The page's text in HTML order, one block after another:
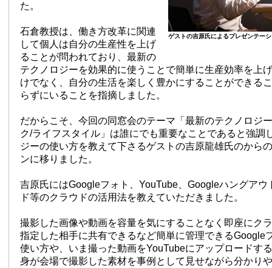
ゲストの吉原氏によるプレゼンテー
た。
石倉教授は、働き方改革に関連
して個人は自分の生産性を上げ
ることが問われており、最新の
テクノロジーを効果的に使うことで簡単に生産効率を上
けでなく、自分の生活を楽しく豊かにすることができる
らずにいることを指摘しました。
だからこそ、今回の同窓会のテーマ「最新のテクノロジ
ク/ライフスタイル」は誰にでも重要なことであると強調
ジーの使い方を教えて下さるゲストの吉原龍雄氏のから
ンに移りました。
吉原氏にはGoogleフォト、YouTube、Googleハングアウ
ド等のクラウドの活用法を教えていただきました。
撮影した画像や動画を容量を気にすることなく即座にク
指定した相手に共有できるなど簡単に管理できるGoogle
使い方や、いま撮った動画をYouTubeにアップロードす
身が会場で撮影した素材を事例として見せながら分かり